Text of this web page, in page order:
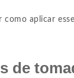
como aplicar
de